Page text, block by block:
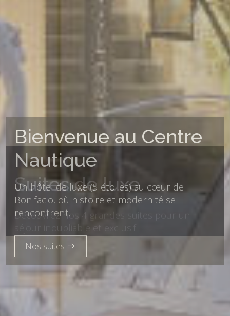
Suites de luxe
Découvrez nos 4 grandes suites pour un
séjour inoubliable et exclusif.